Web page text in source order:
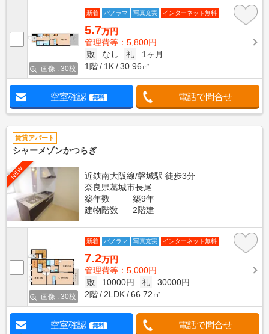
画像 : 30枚
新着 パノラマ 写真充実 インターネット無料
5.7万円
管理費等：5,800円
敷
なし 礼
1ヶ月
1階
1K 30.96㎡
空室確認 無料 電話で問合せ
賃貸アパート
シャーメゾンかつらぎ
NEW
近鉄南大阪線/磐城駅 徒歩3分
奈良県葛城市長尾
築年数
築9年
建物階数
2階建
画像 : 30枚
新着 パノラマ 写真充実 インターネット無料
7.2万円
管理費等：5,000円
敷
10000円 礼
30000円
2階
2LDK 66.72㎡
空室確認 無料 電話で問合せ